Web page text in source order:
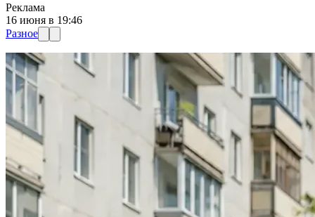
Реклама
16 июня в 19:46
Разное